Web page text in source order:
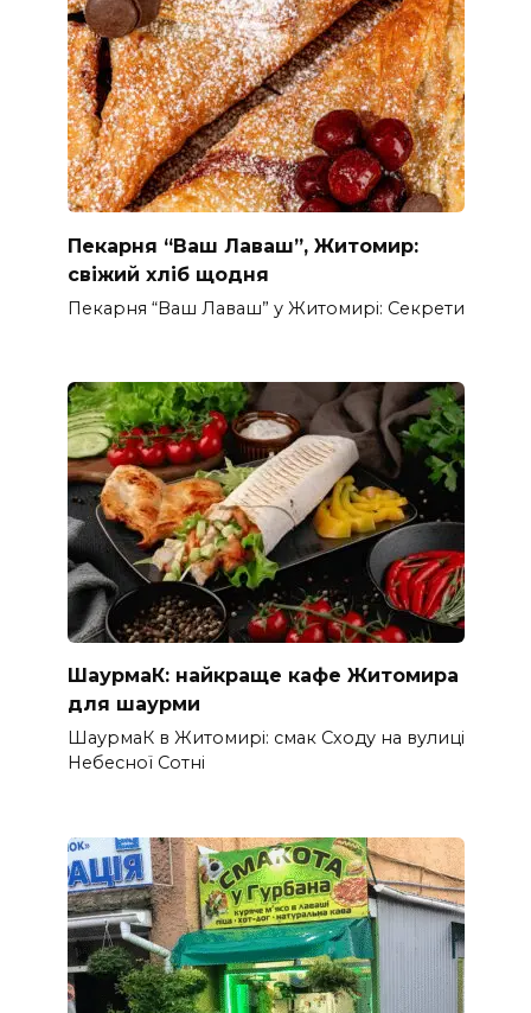
Пекарня “Ваш Лаваш”, Житомир:
свіжий хліб щодня
Пекарня “Ваш Лаваш” у Житомирі: Секрети
ШаурмаК: найкраще кафе Житомира
для шаурми
ШаурмаК в Житомирі: смак Сходу на вулиці
Небесної Сотні